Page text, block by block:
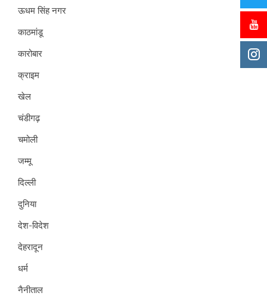
ऊधम सिंह नगर
काठमांडू
कारोबार
क्राइम
खेल
चंडीगढ़
चमोली
जम्मू
दिल्ली
दुनिया
देश-विदेश
देहरादून
धर्म
नैनीताल